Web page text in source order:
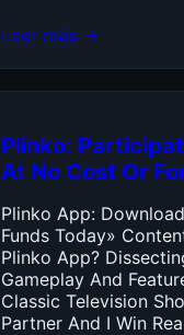
Leer más →
Plinko:
At No Cost Or
Plinko App:
Funds Today»
Plinko App?
Gameplay And
Classic Television
Partner And I Win